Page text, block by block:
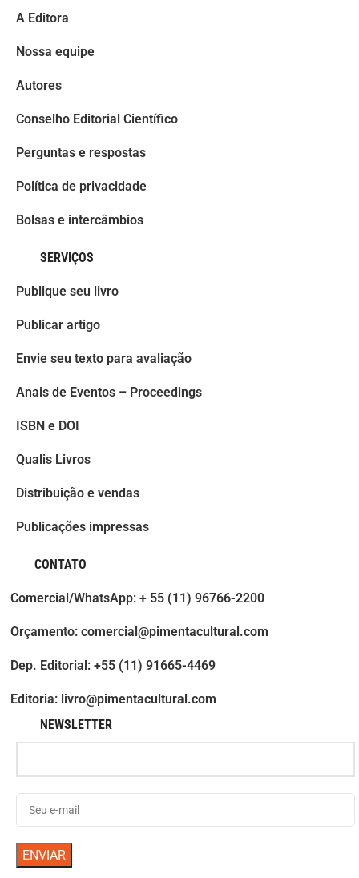
A Editora
Nossa equipe
Autores
Conselho Editorial Científico
Perguntas e respostas
Política de privacidade
Bolsas e intercâmbios
SERVIÇOS
Publique seu livro
Publicar artigo
Envie seu texto para avaliação
Anais de Eventos – Proceedings
ISBN e DOI
Qualis Livros
Distribuição e vendas
Publicações impressas
CONTATO
Comercial/WhatsApp: + 55 (11) 96766-2200
Orçamento: comercial@pimentacultural.com
Dep. Editorial: +55 (11) 91665-4469
Editoria: livro@pimentacultural.com
NEWSLETTER